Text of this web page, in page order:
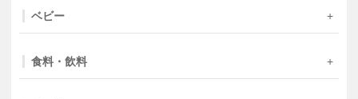
ベビー
食料・飲料